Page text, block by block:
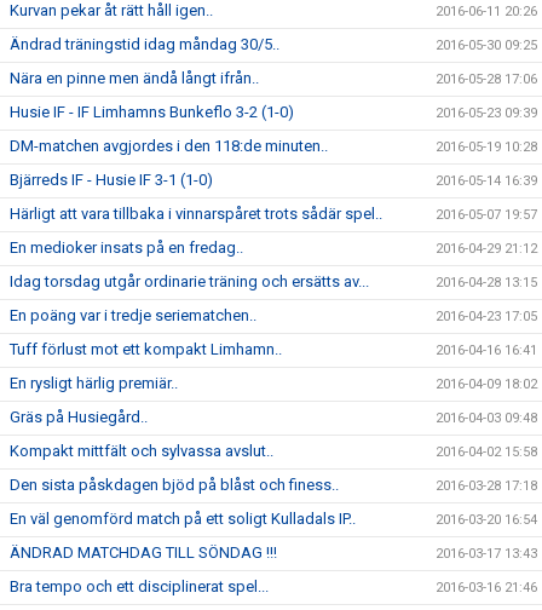
Kurvan pekar åt rätt håll igen.. 2016-06-11 20:26
Ändrad träningstid idag måndag 30/5.. 2016-05-30 09:25
Nära en pinne men ändå långt ifrån.. 2016-05-28 17:06
Husie IF - IF Limhamns Bunkeflo 3-2 (1-0) 2016-05-23 09:39
DM-matchen avgjordes i den 118:de minuten.. 2016-05-19 10:28
Bjärreds IF - Husie IF 3-1 (1-0) 2016-05-14 16:39
Härligt att vara tillbaka i vinnarspåret trots sådär spel.. 2016-05-07 19:57
En medioker insats på en fredag.. 2016-04-29 21:12
Idag torsdag utgår ordinarie träning och ersätts av... 2016-04-28 13:15
En poäng var i tredje seriematchen.. 2016-04-23 17:05
Tuff förlust mot ett kompakt Limhamn.. 2016-04-16 16:41
En rysligt härlig premiär.. 2016-04-09 18:02
Gräs på Husiegård.. 2016-04-03 09:48
Kompakt mittfält och sylvassa avslut.. 2016-04-02 15:58
Den sista påskdagen bjöd på blåst och finess.. 2016-03-28 17:18
En väl genomförd match på ett soligt Kulladals IP.. 2016-03-20 16:54
ÄNDRAD MATCHDAG TILL SÖNDAG !!! 2016-03-17 13:43
Bra tempo och ett disciplinerat spel... 2016-03-16 21:46